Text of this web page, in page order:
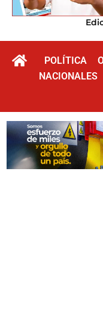
POLÍTICA
NACIONALES